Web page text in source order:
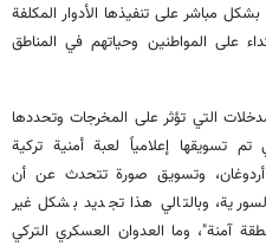
مباشر على تنفيذها الأدوار المكلفة
على المواطنين وحياتهم في المناطق
التي تؤثر على المخرجات وتحددها
تسويقها إعلامياً لعبة أمنية تركية
وتسويق صورة تتحدث عن أن
السورية، وبالتالي هذا تجديد بشكل غير
آمنة"، وما العدوان العسكري التركي